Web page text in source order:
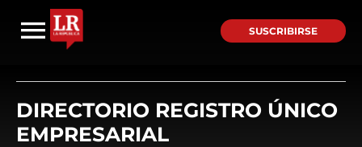
SUSCRIBIRSE
DIRECTORIO REGISTRO ÚNICO
EMPRESARIAL